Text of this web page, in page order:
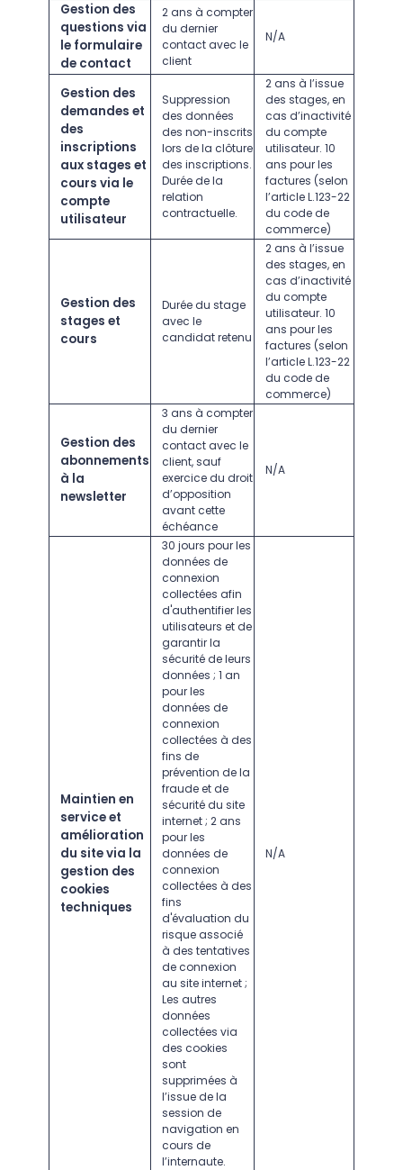
Gestion des
questions via
le formulaire
de contact
2 ans à compter
du dernier
contact avec le
client
N/A
Gestion des
demandes et
des
inscriptions
aux stages et
cours via le
compte
utilisateur
Suppression
des données
des non-inscrits
lors de la clôture
des inscriptions.
Durée de la
relation
contractuelle.
2 ans à l’issue
des stages, en
cas d’inactivité
du compte
utilisateur. 10
ans pour les
factures (selon
l’article L.123-22
du code de
commerce)
Gestion des
stages et
cours
Durée du stage
avec le
candidat retenu
2 ans à l’issue
des stages, en
cas d’inactivité
du compte
utilisateur. 10
ans pour les
factures (selon
l’article L.123-22
du code de
commerce)
Gestion des
abonnements
à la
newsletter
3 ans à compter
du dernier
contact avec le
client, sauf
exercice du droit
d’opposition
avant cette
échéance
N/A
Maintien en
service et
amélioration
du site via la
gestion des
cookies
techniques
30 jours pour les
données de
connexion
collectées afin
d'authentifier les
utilisateurs et de
garantir la
sécurité de leurs
données ; 1 an
pour les
données de
connexion
collectées à des
fins de
prévention de la
fraude et de
sécurité du site
internet ; 2 ans
pour les
données de
connexion
collectées à des
fins
d'évaluation du
risque associé
à des tentatives
de connexion
au site internet ;
Les autres
données
collectées via
des cookies
sont
supprimées à
l’issue de la
session de
navigation en
cours de
l’internaute.
N/A